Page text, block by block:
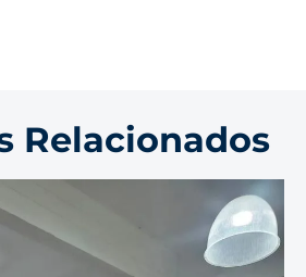
Relacionados